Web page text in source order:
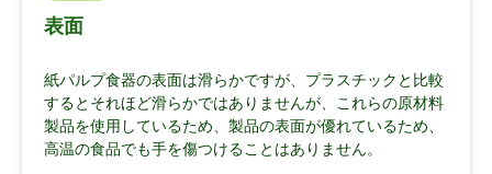
表面
紙パルプ食器の表面は滑らかですが、プラスチックと比較
するとそれほど滑らかではありませんが、これらの原材料
製品を使用しているため、製品の表面が優れているため、
高温の食品でも手を傷つけることはありません。